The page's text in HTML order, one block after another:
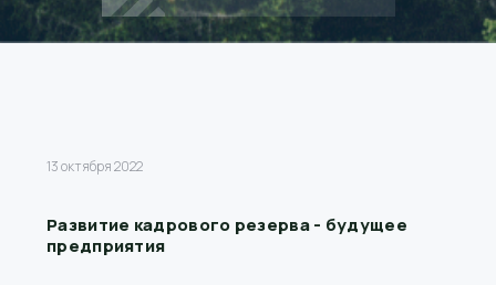
13 октября 2022
Развитие кадрового резерва - будущее
предприятия